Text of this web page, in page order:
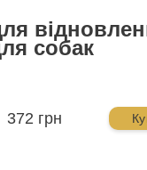
собак
372 грн